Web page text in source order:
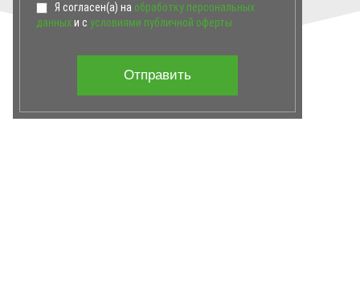
Я согласен(а) на обработку персональных
данныхи с условиями публичной оферты
Отправить